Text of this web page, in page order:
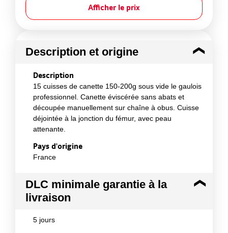
Afficher le prix
Description et origine
Description
15 cuisses de canette 150-200g sous vide le gaulois
professionnel. Canette éviscérée sans abats et
découpée manuellement sur chaîne à obus. Cuisse
déjointée à la jonction du fémur, avec peau
attenante.
Pays d'origine
France
DLC minimale garantie à la
livraison
5 jours